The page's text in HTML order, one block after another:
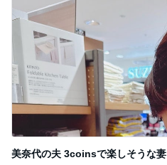
美奈代の夫 3coinsで楽しそうな妻